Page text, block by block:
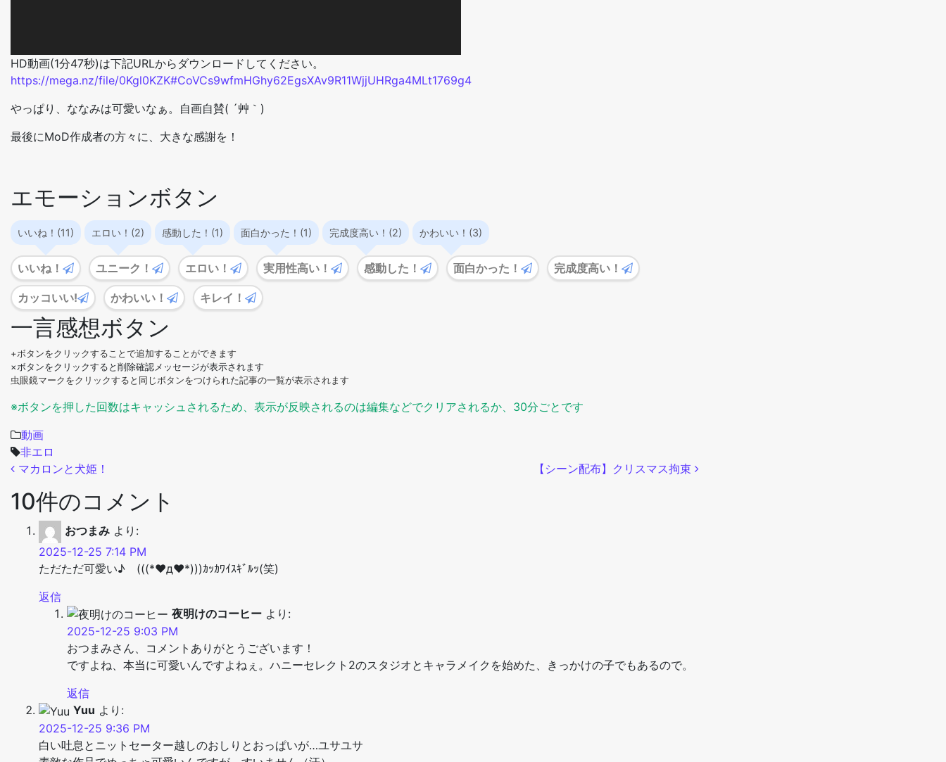
HD動画(1分47秒)は下記URLからダウンロードしてください。
https://mega.nz/file/0Kgl0KZK#CoVCs9wfmHGhy62EgsXAv9R11WjjUHRga4MLt1769g4
やっぱり、ななみは可愛いなぁ。自画自賛( ´艸｀)
最後にMoD作成者の方々に、大きな感謝を！
エモーションボタン
いいね！(11) エロい！(2) 感動した！(1) 面白かった！(1) 完成度高い！(2) かわいい！(3)
いいね！ ユニーク！ エロい！ 実用性高い！ 感動した！ 面白かった！ 完成度高い！
カッコいい! かわいい！ キレイ！
一言感想ボタン
+ボタンをクリックすることで追加することができます
×ボタンをクリックすると削除確認メッセージが表示されます
虫眼鏡マークをクリックすると同じボタンをつけられた記事の一覧が表示されます
※ボタンを押した回数はキャッシュされるため、表示が反映されるのは編集などでクリアされるか、30分ごとです
動画
非エロ
投稿ナビゲーション
マカロンと犬姫！ 【シーン配布】クリスマス拘束
10件のコメント
おつまみ より:
2025-12-25 7:14 PM
ただただ可愛い♪ (((*♥д♥*)))ｶｯｶﾜｲｽｷﾞﾙｯ(笑)
返信
夜明けのコーヒー より:
2025-12-25 9:03 PM
おつまみさん、コメントありがとうございます！
ですよね、本当に可愛いんですよねぇ。ハニーセレクト2のスタジオとキャラメイクを始めた、きっかけの子でもあるので。
返信
Yuu より:
2025-12-25 9:36 PM
白い吐息とニットセーター越しのおしりとおっぱいが…ユサユサ